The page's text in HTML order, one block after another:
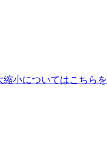
縮小についてはこちらを